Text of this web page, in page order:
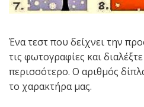
Ένα τεστ που δείχνει την
τις φωτογραφίες και
περισσότερο. Ο αριθμός
το χαρακτήρα μας.